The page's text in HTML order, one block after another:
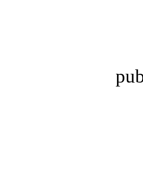
public